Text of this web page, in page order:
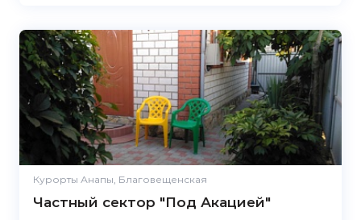
Курорты Анапы, Благовещенская
Частный сектор "Под Акацией"